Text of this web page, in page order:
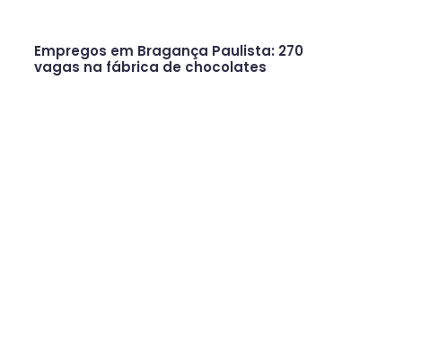
Empregos em Bragança Paulista: 270
vagas na fábrica de chocolates